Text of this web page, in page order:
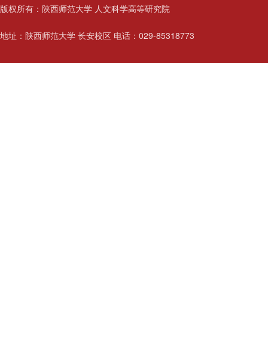
版权所有：陕西师范大学 人文科学高等研究院
地址：陕西师范大学 长安校区 电话：029-85318773